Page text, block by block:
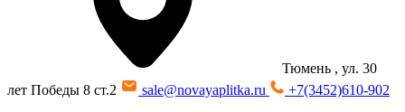
Тюмень , ул. 30
лет Победы 8 ст.2
sale@novayaplitka.ru
+7(3452)610-902